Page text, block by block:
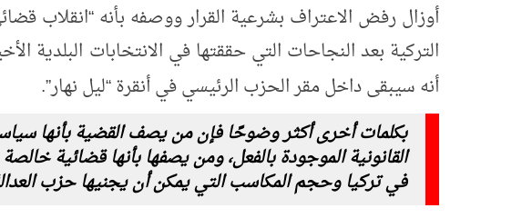
أوزال رفض الاعتراف بشرعية القرار ووصفه بأنه “انقلاب
التركية بعد النجاحات التي حققتها في الانتخابات البلدية
أنه سيبقى داخل مقر الحزب الرئيسي في أنقرة “ليل نهار”
.
بكلمات أخرى أكثر وضوحًا فإن من يصف القضية بأنها
القانونية الموجودة بالفعل، ومن يصفها بأنها قضائية
في تركيا وحجم المكاسب التي يمكن أن يجنيها حزب